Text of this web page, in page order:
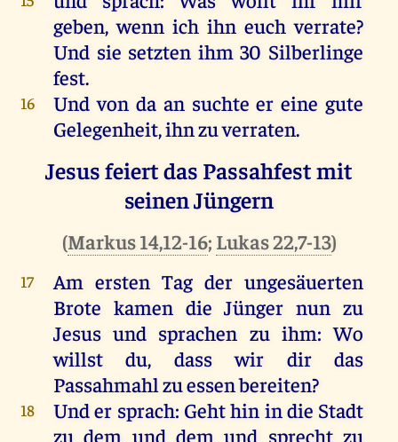
geben,wenn ich ihn euch verrate?
Und sie setzten ihm 30 Silberlinge
fest.
16 Und von da an suchte er eine gute
Gelegenheit,ihnzuverraten.
Jesus feiert das Passahfest mit
seinen Jüngern
(Markus 14,12-16; Lukas 22,7-13)
17 Am ersten Tag der ungesäuerten
Brote kamen die Jünger nun zu
Jesus und sprachen zu ihm:Wo
willst
du, dasswir dir
das
Passahmahlzuessenbereiten?
18 Under sprach: Gehthin indie Stadt
zu dem und dem und sprecht zu